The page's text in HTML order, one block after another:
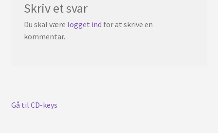
Skriv et svar
Du skal være logget ind for at skrive en
kommentar.
Gå til CD-keys